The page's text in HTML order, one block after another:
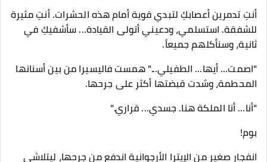
أنتِ تدمرين أعصابكِ لتبدي قوية أمام هذه الحشرات. أنتِ مثيرة
للشفقة. استسلمي، ودعيني أتولى القيادة... سأشفيكِ في
ثانية، وسنأكلهم جميعاً.
​"اصمت... أيها... الطفيلي..." همست فاليسيرا من بين أسنانها
المحطمة، وشدت قبضتها أكثر على جرحها.
"أنا... أنا الملكة هنا. جسدي... قراري."
​بوم!
​انفجار صغير من الإيترا الأرجوانية اندفع من جرحها، ليتلاشى